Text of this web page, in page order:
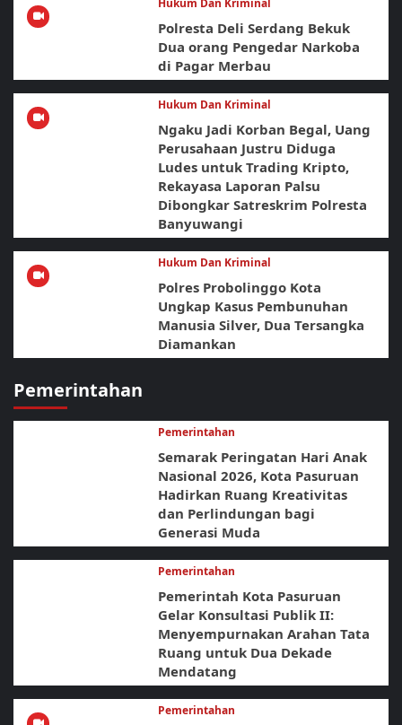
Hukum Dan Kriminal
Polresta Deli Serdang Bekuk
Dua orang Pengedar Narkoba
di Pagar Merbau
Hukum Dan Kriminal
Ngaku Jadi Korban Begal, Uang
Perusahaan Justru Diduga
Ludes untuk Trading Kripto,
Rekayasa Laporan Palsu
Dibongkar Satreskrim Polresta
Banyuwangi
Hukum Dan Kriminal
Polres Probolinggo Kota
Ungkap Kasus Pembunuhan
Manusia Silver, Dua Tersangka
Diamankan
Pemerintahan
Pemerintahan
Semarak Peringatan Hari Anak
Nasional 2026, Kota Pasuruan
Hadirkan Ruang Kreativitas
dan Perlindungan bagi
Generasi Muda
Pemerintahan
Pemerintah Kota Pasuruan
Gelar Konsultasi Publik II:
Menyempurnakan Arahan Tata
Ruang untuk Dua Dekade
Mendatang
Pemerintahan